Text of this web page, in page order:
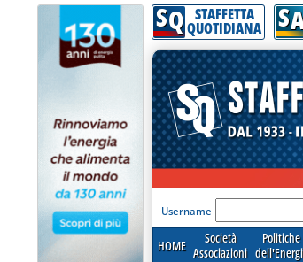
Attenzione! Esegui l'accesso per lèggere
SQ STAFFETTA
QUOTIDIANA S
'Modulo Login
Username
HOME
Società
Associazioni
Politiche